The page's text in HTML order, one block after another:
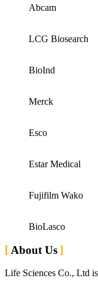
Abcam
LCG Biosearch
BioInd
Merck
Esco
Estar Medical
Fujifilm Wako
BioLasco
About Us
Life Sciences Co., Ltd